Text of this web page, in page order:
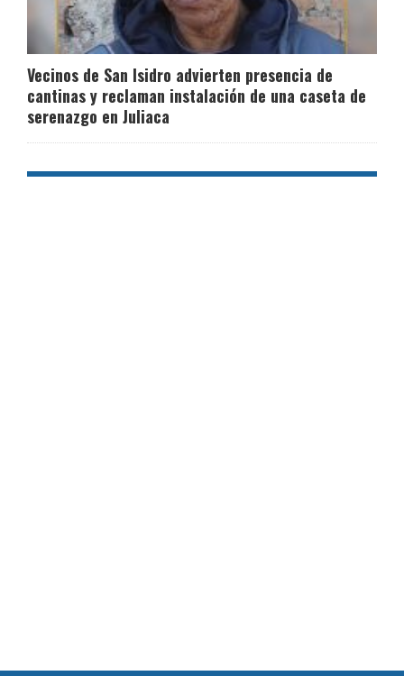
Vecinos de San Isidro advierten presencia de
cantinas y reclaman instalación de una caseta de
serenazgo en Juliaca